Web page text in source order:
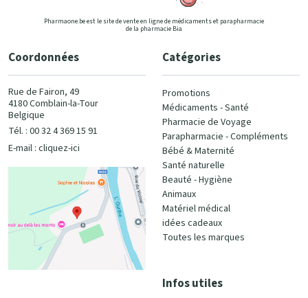
Pharmaone.be est le site de vente en ligne de médicaments et parapharmacie
de la pharmacie Bia
Coordonnées
Rue de Fairon, 49
4180 Comblain-la-Tour
Belgique
Tél. : 00 32 4 369 15 91
E-mail : cliquez-ici
Catégories
Promotions
Médicaments - Santé
Pharmacie de Voyage
Parapharmacie - Compléments
Bébé & Maternité
Santé naturelle
Beauté - Hygiène
Animaux
Matériel médical
idées cadeaux
Toutes les marques
Infos utiles